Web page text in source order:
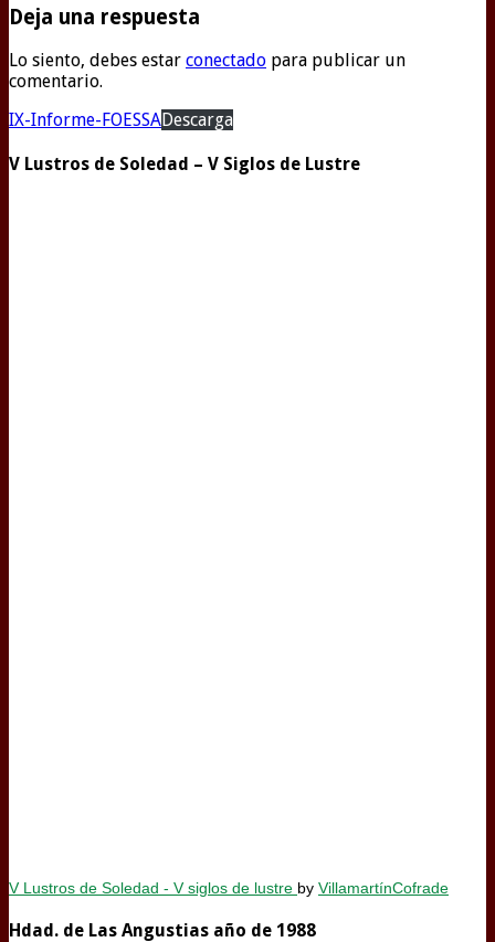
Deja una respuesta
Lo siento, debes estar conectado para publicar un
comentario.
IX-Informe-FOESSADescarga
V Lustros de Soledad – V Siglos de Lustre
V Lustros de Soledad - V siglos de lustre by VillamartínCofrade
Hdad. de Las Angustias año de 1988